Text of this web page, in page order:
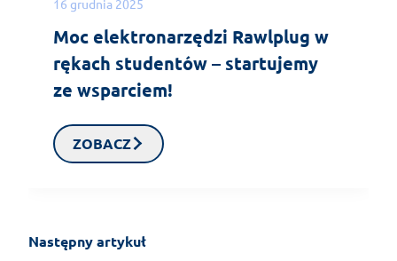
16 grudnia 2025
Moc elektronarzędzi Rawlplug w
rękach studentów – startujemy
ze wsparciem!
ZOBACZ
Następny artykuł